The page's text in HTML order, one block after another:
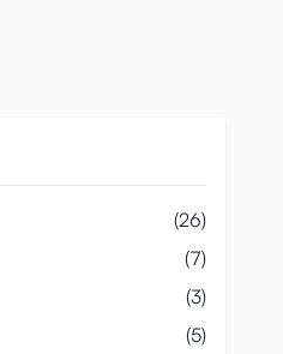
(26)
(7)
(3)
(5)